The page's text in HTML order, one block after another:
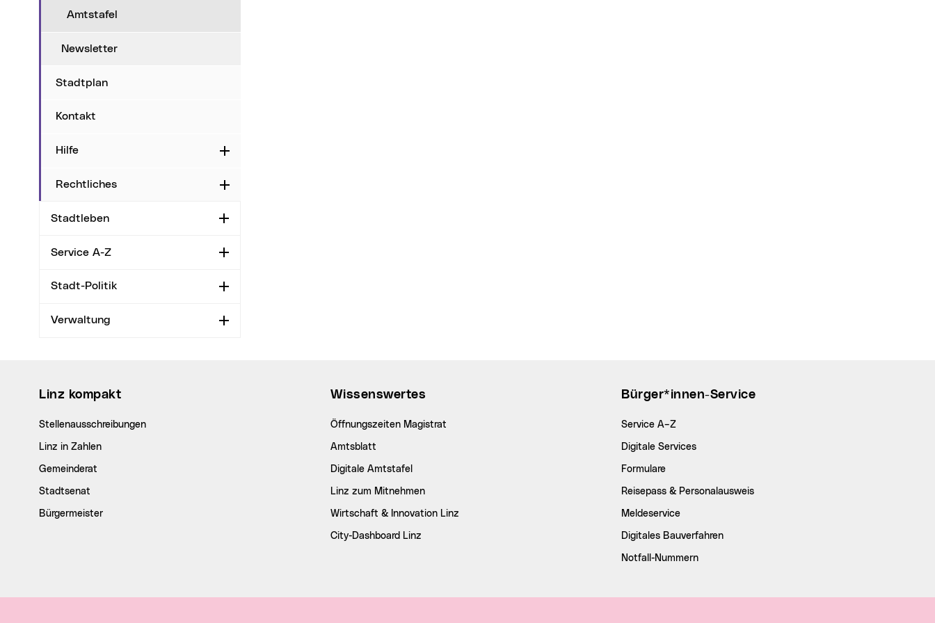
Amtstafel
Newsletter
Stadtplan
Kontakt
Hilfe Aufklappen
Rechtliches Aufklappen
Stadtleben Aufklappen
Service A-Z Aufklappen
Stadt-Politik Aufklappen
Verwaltung Aufklappen
Linz kompakt
Stellenausschreibungen
Linz in Zahlen
Gemeinderat
Stadtsenat
Bürgermeister
Wissenswertes
Öffnungszeiten Magistrat
Amtsblatt
Digitale Amtstafel
Linz zum Mitnehmen
Wirtschaft & Innovation Linz
City-Dashboard Linz
Bürger*innen-Service
Service A–Z
Digitale Services
Formulare
Reisepass & Personalausweis
Meldeservice
Digitales Bauverfahren
Notfall-Nummern